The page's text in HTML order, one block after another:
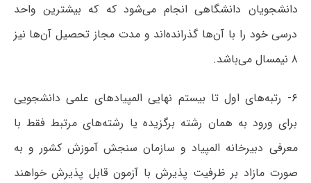
دانشجویان دانشگاهی انجام می‌شود که که بیشترین واحد
درسی خود را با آن‌ها گذرانده‌اند و مدت مجاز تحصیل آن‌ها نیز
۸ نیمسال می‌باشد.
۶- رتبه‌های اول تا بیستم نهایی المپیادهای علمی دانشجویی
برای ورود به همان رشته برگزیده یا رشته‌های مرتبط فقط با
معرفی دبیرخانه المپیاد و سازمان سنجش آموزش کشور و به
صورت مازاد بر ظرفیت پذیرش با آزمون قابل پذیرش خواهند